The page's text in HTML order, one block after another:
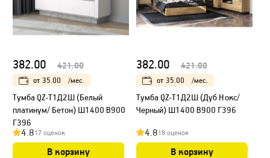
382.00 421.00
от 35.00 /мес.
Тумба QZ-Т1Д2Ш (Белый
платинум/ Бетон) Ш1400 В900
Г396
4.817 оценок
В корзину
382.00 421.00
от 35.00 /мес.
Тумба QZ-Т1Д2Ш (Дуб Нокс/
Черный) Ш1400 В900 Г396
4.818 оценок
В корзину